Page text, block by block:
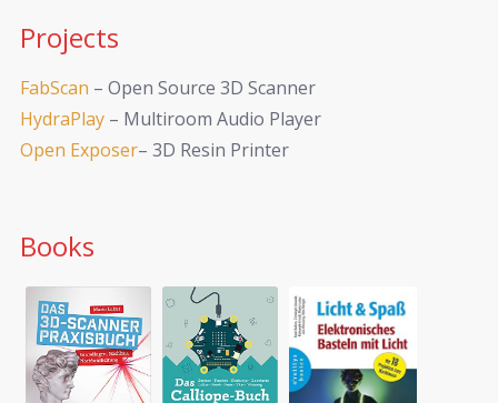
Projects
FabScan – Open Source 3D Scanner
HydraPlay – Multiroom Audio Player
Open Exposer– 3D Resin Printer
Books